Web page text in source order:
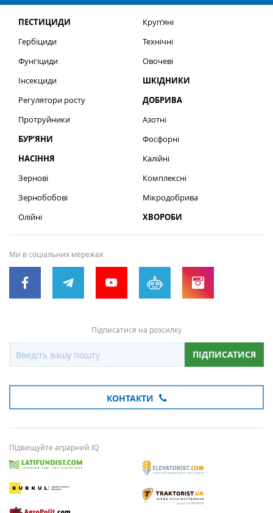
ПЕСТИЦИДИ
Гербіциди
Фунгіциди
Інсекциди
Регулятори росту
Протруйники
БУР’ЯНИ
НАСІННЯ
Зернові
Зернобобові
Олійні
Круп’яні
Технічні
Овочеві
ШКІДНИКИ
ДОБРИВА
Азотні
Фосфорні
Калійні
Комплексні
Мікродобрива
ХВОРОБИ
Ми в соціальних мережах
Підписатися на розсилку
ПІДПИСАТИСЯ
КОНТАКТИ
Підвищуйте аграрний IQ